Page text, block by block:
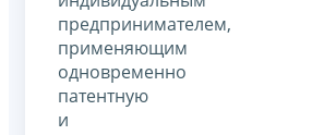
предпринимателем,
применяющим
одновременно
патентную
и